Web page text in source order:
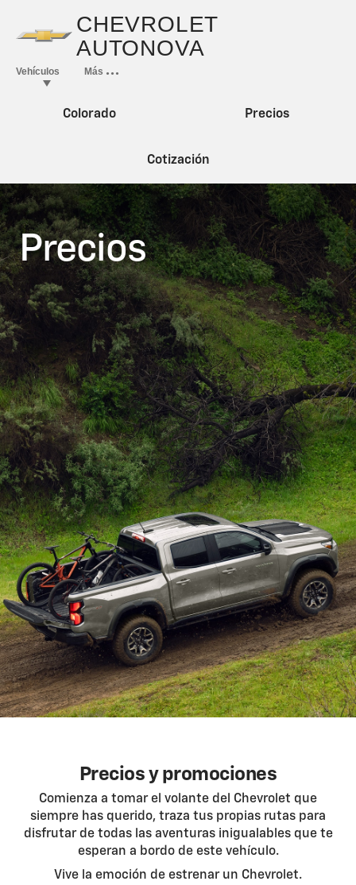
Colorado Precios
Cotización
Precios
Precios y promociones
Comienza a tomar el volante del Chevrolet que
siempre has querido, traza tus propias rutas para
disfrutar de todas las aventuras inigualables que te
esperan a bordo de este vehículo.
Vive la emoción de estrenar un Chevrolet.